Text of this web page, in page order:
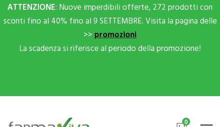
ATTENZIONE: Nuove imperdibili offerte, 272 prodotti con
sconti fino al 40% fino al 9 SETTEMBRE. Visita la pagina delle
>> promozioni
La scadenza si riferisce al periodo della promozione!
0